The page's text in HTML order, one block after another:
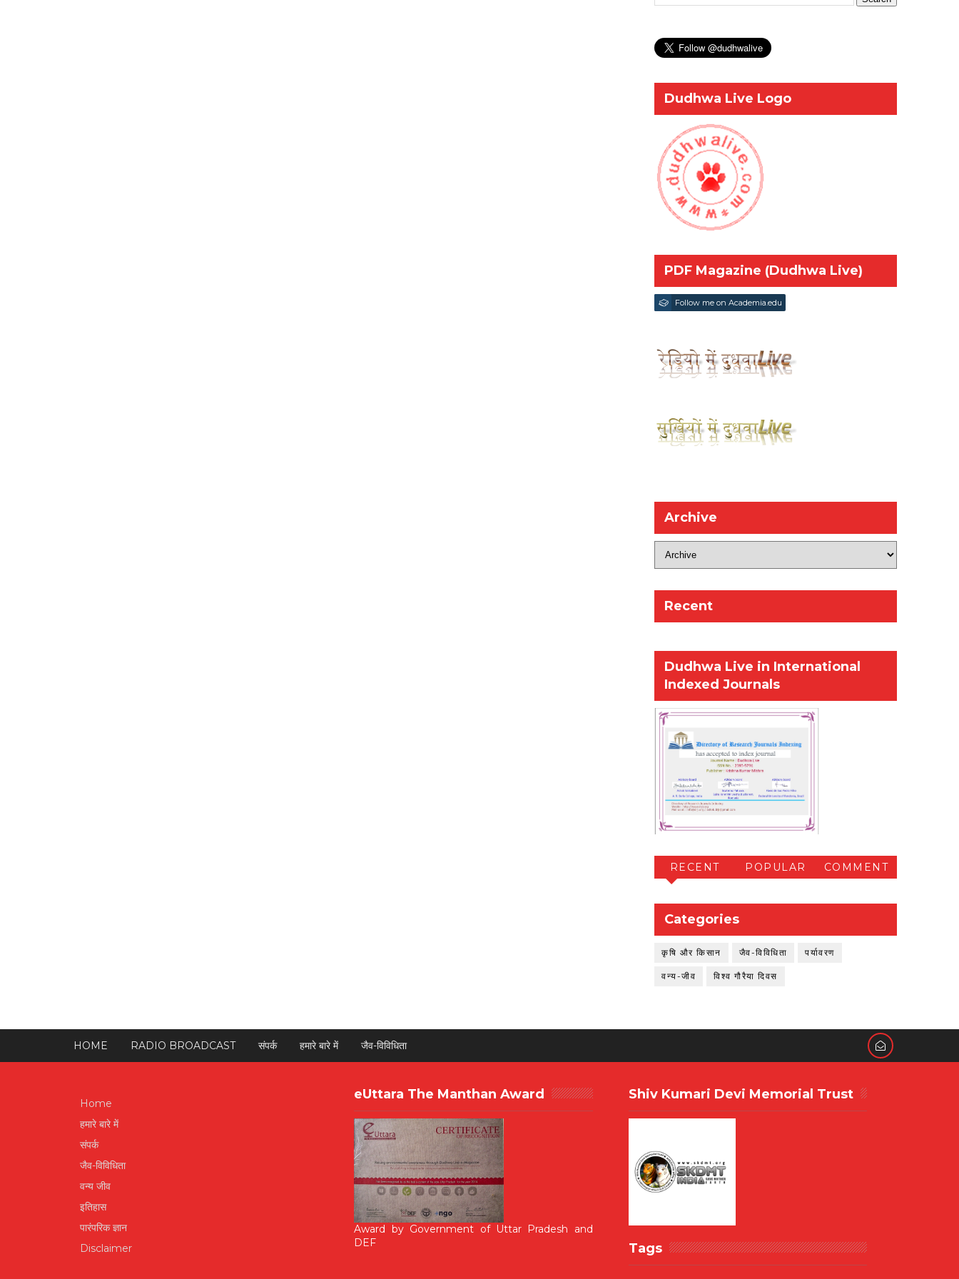
Dudhwa Live Logo
PDF Magazine (Dudhwa Live)
Follow me on Academia.edu
Archive
Recent
Dudhwa Live in International
Indexed Journals
RECENT POPULAR COMMENT
Categories
कृषि और किसान जैव-विविधिता पर्यावरण
वन्य-जीव विश्व गौरैया दिवस
HOME RADIO BROADCAST संपर्क हमारे बारे में जैव-विविधिता
Home
हमारे बारे में
संपर्क
जैव-विविधिता
वन्य जीव
इतिहास
पारंपरिक ज्ञान
Disclaimer
eUttara The Manthan Award
Award by Government of Uttar Pradesh and
DEF
Shiv Kumari Devi Memorial Trust
Tags